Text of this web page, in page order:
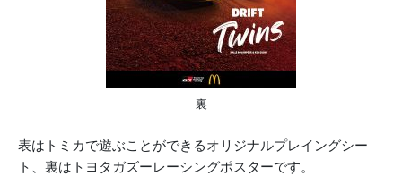
裏
表はトミカで遊ぶことができるオリジナルプレイングシー
ト、裏はトヨタガズーレーシングポスターです。